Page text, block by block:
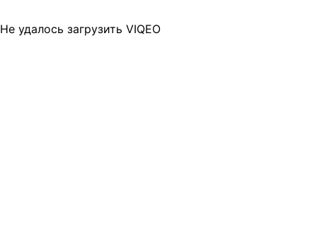
Не удалось загрузить VIQEO